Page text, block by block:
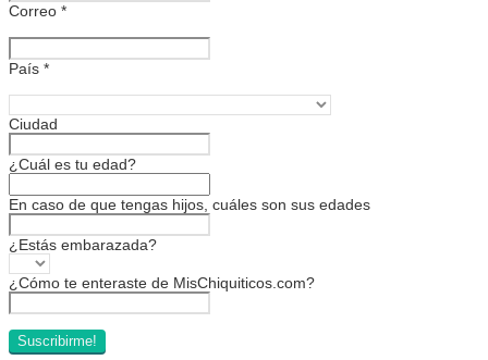
Correo *
País *
Ciudad
¿Cuál es tu edad?
En caso de que tengas hijos, cuáles son sus edades
¿Estás embarazada?
¿Cómo te enteraste de MisChiquiticos.com?